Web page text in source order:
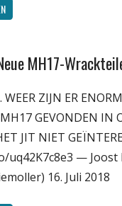
MH17-
WEER ZIJN ER
GEVONDEN IN
JIT NIET
uq42K7c8e3 —
16. Juli 2018